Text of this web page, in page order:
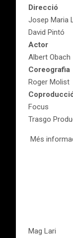
Direcció
Josep Maria
David Pintó
Actor
Albert Obach
Coreografia
Roger Molist
Focus
Trasgo
Més
Mag Lari